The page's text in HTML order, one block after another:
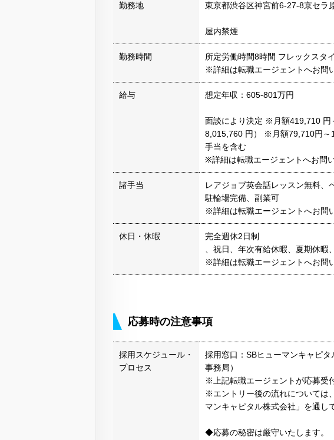
勤務地 東京都渋谷区神宮前6-27-8京セラ
屋内禁煙
勤務時間
所定労働時間8時間 フレックスタ
※詳細は転職エージェントへお問
給与 想定年収：605-801万円
面談により決定 ※月額419,710 円
8,015,760 円） ※月額79,710円～
手当を含む
※詳細は転職エージェントへお問
諸手当
レアジョブ英会話レッスン無料、
駐輪場完備、副業可
※詳細は転職エージェントへお問
休日・休暇
完全週休2日制
、祝日、年次有給休暇、夏期休暇
※詳細は転職エージェントへお問
応募時の注意事項
採用スケジュール・
プロセス
採用窓口：SBヒューマンキャピ
事務局）
※上記転職エージェントが応募受
※エントリー後の流れについては
マンキャピタル株式会社」を通し
◆応募の秘密は厳守いたします。